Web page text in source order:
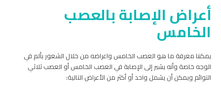
أعراض الإصابة بالعصب
الخامس
يمكننا معرفة ما هو العصب الخامس واعراضه من خلال الشعور بألم في
الوجه خاصة وأنه يشير إلى الإصابة في العصب الخامس أو العصب ثلاثي
التوائم ويمكن أن يشمل واحد أو أكثر من الأعراض التالية: